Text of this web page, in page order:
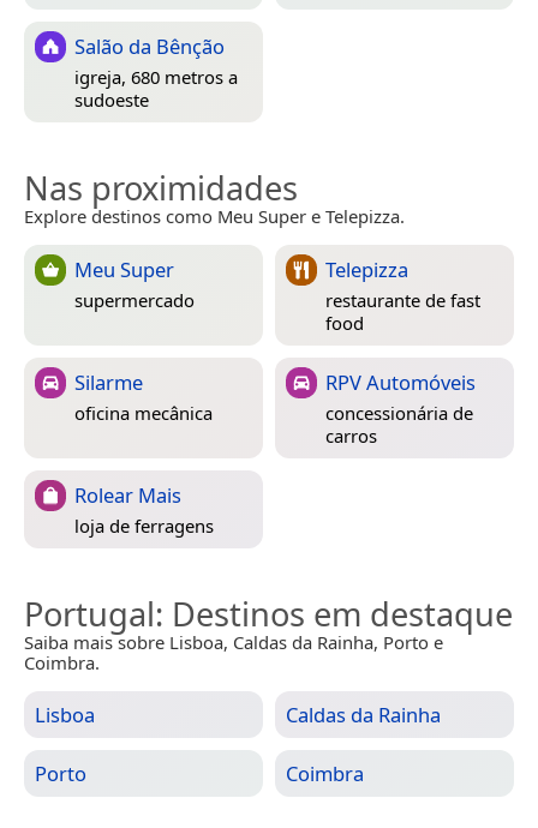
Salão da Bênção
igreja, 680 metros a
sudoeste
Nas proximidades
Explore destinos como Meu Super e Telepizza.
Meu Super
supermercado
Telepizza
restaurante de fast
food
Silarme
oficina mecânica
RPV Automóveis
concessionária de
carros
Rolear Mais
loja de ferragens
Portugal: Destinos em destaque
Saiba mais sobre Lisboa, Caldas da Rainha, Porto e
Coimbra.
Lisboa Caldas da Rainha
Porto Coimbra